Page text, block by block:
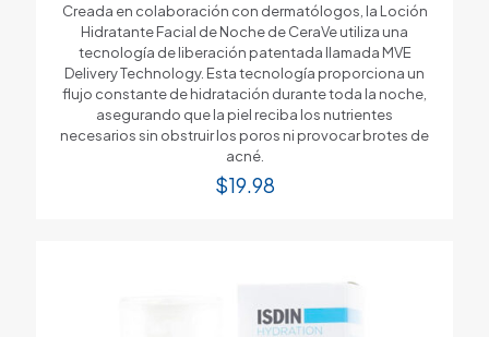
Creada en colaboración con dermatólogos, la Loción
Hidratante Facial de Noche de CeraVe utiliza una
tecnología de liberación patentada llamada MVE
Delivery Technology. Esta tecnología proporciona un
flujo constante de hidratación durante toda la noche,
asegurando que la piel reciba los nutrientes
necesarios sin obstruir los poros ni provocar brotes de
acné.
$19.98